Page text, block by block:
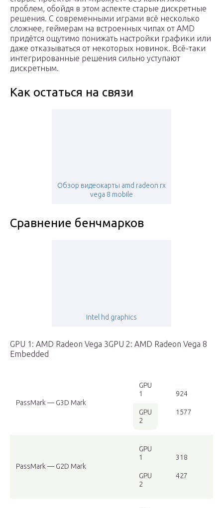
проблем, обойдя в этом аспекте старые дискретные
решения. С современными играми всё несколько
сложнее, геймерам на встроенных чипах от AMD
придётся ощутимо понижать настройки графики или
даже отказываться от некоторых новинок. Всё-таки
интегрированные решения сильно уступают
дискретным.
Как остаться на связи
Обзор видеокарты amd radeon rx
vega 8 mobile
Сравнение бенчмарков
Intel hd graphics
GPU 1: AMD Radeon Vega 3GPU 2: AMD Radeon Vega 8
Embedded
PassMark — G3D Mark
GPU
1
GPU
2
924
1577
PassMark — G2D Mark
GPU
1
GPU
2
318
427